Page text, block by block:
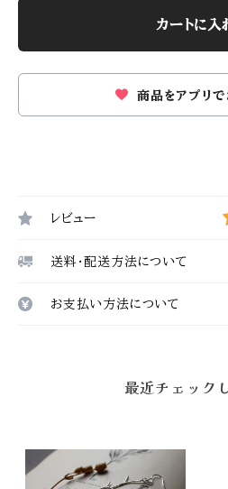
カートに入
商品をアプリ
レビュー
送料・配送方法について
お支払い方法について
最近チェック